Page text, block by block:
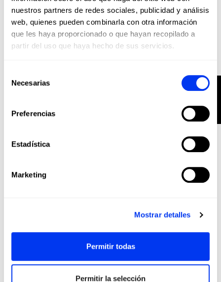
nuestros partners de redes sociales, publicidad y análisis
web, quienes pueden combinarla con otra información
que les haya proporcionado o que hayan recopilado a
partir del uso que haya hecho de sus servicios.
Necesarias
Preferencias
Estadística
Marketing
Mostrar detalles
Permitir todas
Permitir la selección
Pala adidas Metalbone 14,5 2025
188,00 €
235,00 €
añadir al carrito
144,00 €
180,00 €